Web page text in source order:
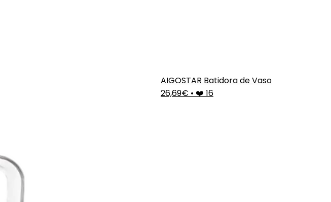
AIGOSTAR Batidora de Vaso
26,69€ • ❤️ 16